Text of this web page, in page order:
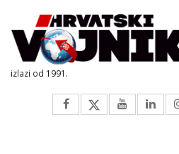
izlazi od 1991.